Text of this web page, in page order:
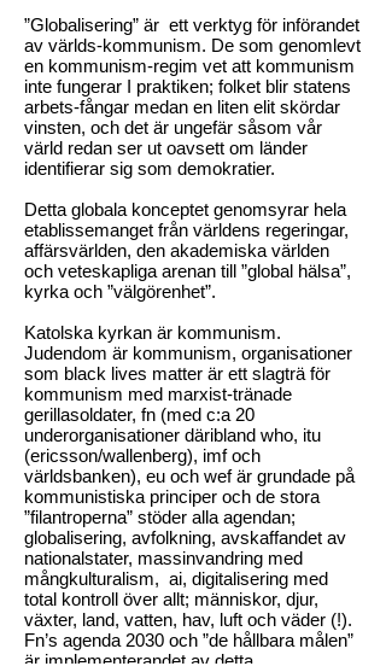
”Globalisering” är ett verktyg för införandet
av världs-kommunism. De som genomlevt
en kommunism-regim vet att kommunism
inte fungerar I praktiken; folket blir statens
arbets-fångar medan en liten elit skördar
vinsten, och det är ungefär såsom vår
värld redan ser ut oavsett om länder
identifierar sig som demokratier.
Detta globala konceptet genomsyrar hela
etablissemanget från världens regeringar,
affärsvärlden, den akademiska världen
och veteskapliga arenan till ”global hälsa”,
kyrka och ”välgörenhet”.
Katolska kyrkan är kommunism.
Judendom är kommunism, organisationer
som black lives matter är ett slagträ för
kommunism med marxist-tränade
gerillasoldater, fn (med c:a 20
underorganisationer däribland who, itu
(ericsson/wallenberg), imf och
världsbanken), eu och wef är grundade på
kommunistiska principer och de stora
”filantroperna” stöder alla agendan;
globalisering, avfolkning, avskaffandet av
nationalstater, massinvandring med
mångkulturalism, ai, digitalisering med
total kontroll över allt; människor, djur,
växter, land, vatten, hav, luft och väder (!).
Fn’s agenda 2030 och ”de hållbara målen”
är implementerandet av detta